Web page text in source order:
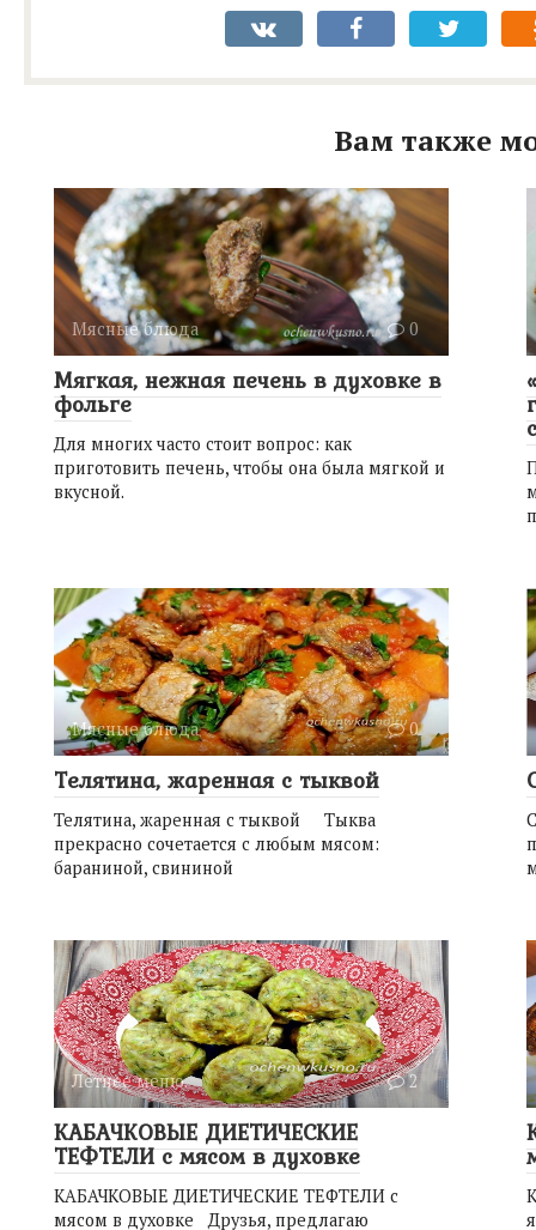
Вам также
Мясные блюда 0
Мягкая, нежная печень в духовке в
фольге
Для многих часто стоит вопрос: как
приготовить печень, чтобы она была мягкой и
вкусной.
Мясные блюда 0
Телятина, жаренная с тыквой
Телятина, жаренная с тыквой Тыква
прекрасно сочетается с любым мясом:
бараниной, свининой
Летнее меню. 2
КАБАЧКОВЫЕ ДИЕТИЧЕСКИЕ
ТЕФТЕЛИ с мясом в духовке
КАБАЧКОВЫЕ ДИЕТИЧЕСКИЕ ТЕФТЕЛИ с
мясом в духовке Друзья, предлагаю